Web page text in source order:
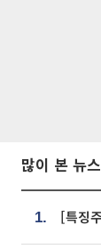
많이 본 뉴스
1.